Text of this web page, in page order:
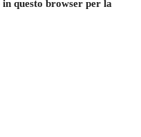
questo browser per la